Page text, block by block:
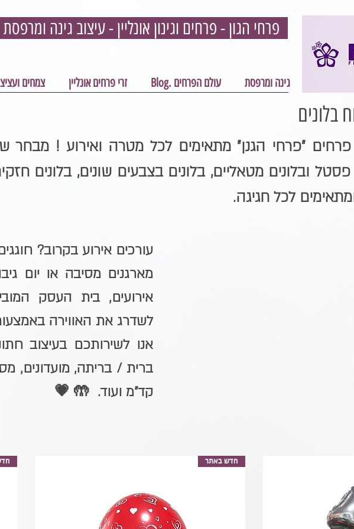
גינה ומרפסת עולם הפרחים .Blog זרי פרחים אונליין צמחים
בלונים
פרחים "פרחי הגנן" מתאימים לכל מטרה ואירוע ! מבחר
פסטל ובלונים מטאליים, בלונים בצבעים שונים, בלונים
לכל חגיגה.
עורכים אירוע בקרוב?
מארגנים מסיבה או יום
אירועים, בית העסק
לשדרג את האווירה
אנו לשירותכם בעיצוב
ברית / בריתה, מועדונים,
קד"מ ועוד. 🤲 💗
חדש באתר